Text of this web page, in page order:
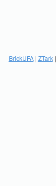
BrickUFA| ZTark|